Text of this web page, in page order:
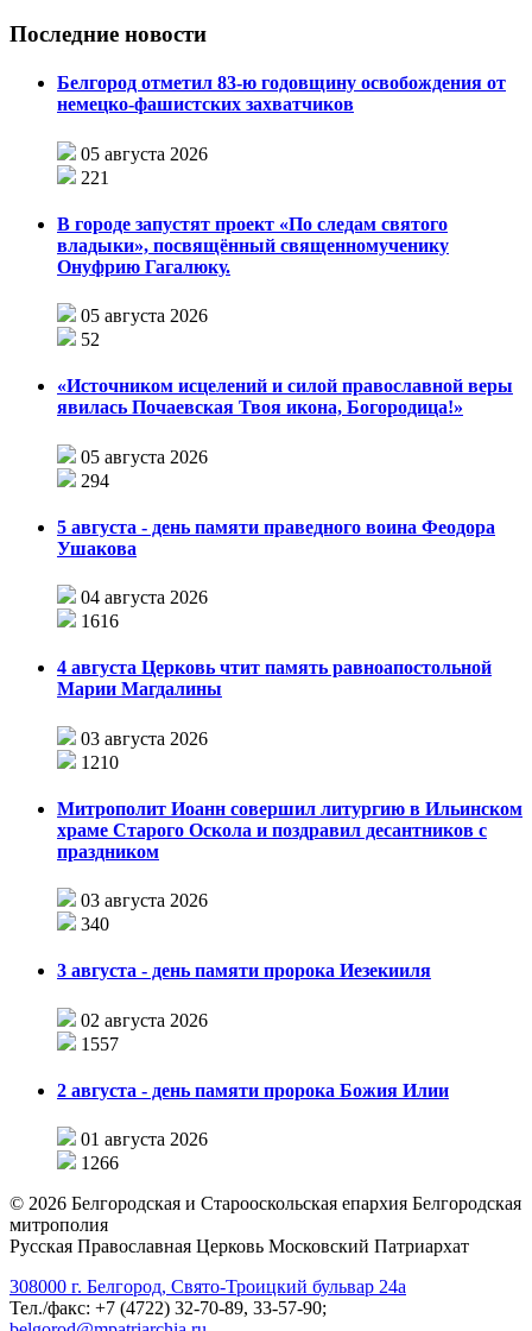
Последние новости
Белгород отметил 83-ю годовщину освобождения от
немецко-фашистских захватчиков
05 августа 2026
221
В городе запустят проект «По следам святого
владыки», посвящённый священномученику
Онуфрию Гагалюку.
05 августа 2026
52
«Источником исцелений и силой православной веры
явилась Почаевская Твоя икона, Богородица!»
05 августа 2026
294
5 августа - день памяти праведного воина Феодора
Ушакова
04 августа 2026
1616
4 августа Церковь чтит память равноапостольной
Марии Магдалины
03 августа 2026
1210
Митрополит Иоанн совершил литургию в Ильинском
храме Старого Оскола и поздравил десантников с
праздником
03 августа 2026
340
3 августа - день памяти пророка Иезекииля
02 августа 2026
1557
2 августа - день памяти пророка Божия Илии
01 августа 2026
1266
© 2026 Белгородская и Старооскольская епархия Белгородская
митрополия
Русская Православная Церковь Московский Патриархат
308000 г. Белгород, Свято-Троицкий бульвар 24а
Тел./факс: +7 (4722) 32-70-89, 33-57-90;